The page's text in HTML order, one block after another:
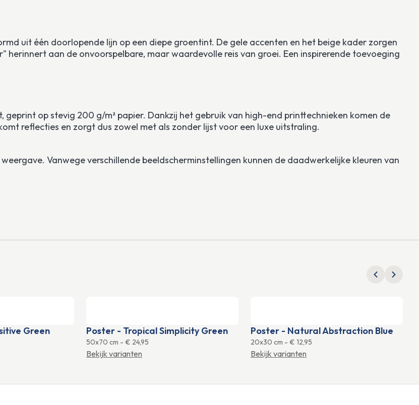
uit één doorlopende lijn op een diepe groentint. De gele accenten en het beige kader zorgen
aan de onvoorspelbare, maar waardevolle reis van groei. Een inspirerende toevoeging
geprint op stevig 200 g/m² papier. Dankzij het gebruik van high-end printtechnieken komen de
reflecties en zorgt dus zowel met als zonder lijst voor een luxe uitstraling.
Vanwege verschillende beeldscherminstellingen kunnen de daadwerkelijke kleuren van
Green Poster - Tropical Simplicity Green
50x70 cm - € 24,95
Bekijk varianten
Poster - Natural Abstraction Blue
20x30 cm - € 12,95
Bekijk varianten